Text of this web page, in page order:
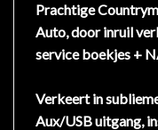
Prachtige
Auto, door inruil
service boekjes +
Verkeert in
Aux/USB uitgang,